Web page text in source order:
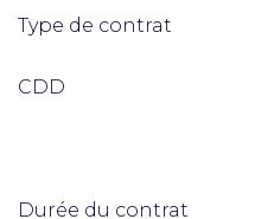
Type de contrat
CDD
Durée du contrat